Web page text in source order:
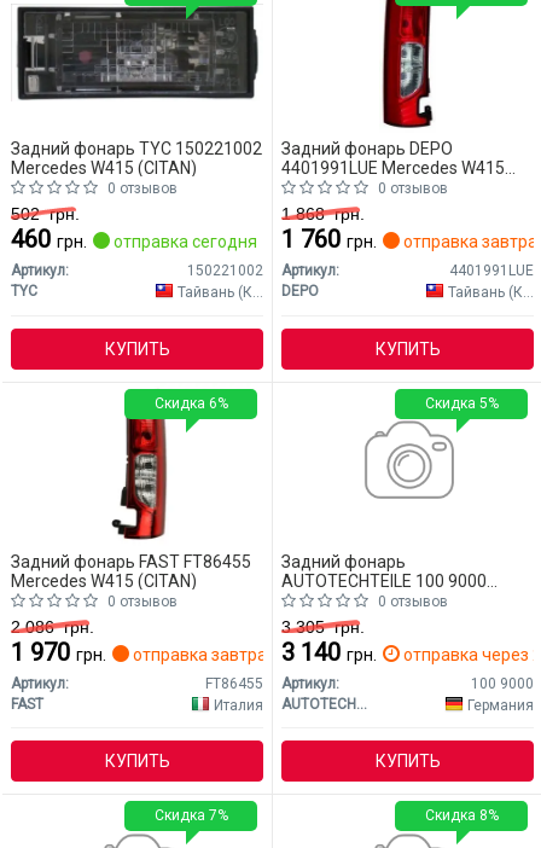
Задний фонарь TYC 150221002
Mercedes W415 (CITAN)
0 отзывов
502грн.
460 грн. отправка сегодня
Артикул:
150221002
TYC
Тайвань (Китай)
КУПИТЬ
Задний фонарь DEPO
4401991LUE Mercedes W415
(CITAN)
0 отзывов
1 868грн.
1 760 грн. отправка завтра
Артикул:
4401991LUE
DEPO
Тайвань (Китай)
КУПИТЬ
Задний фонарь FAST FT86455
Mercedes W415 (CITAN)
0 отзывов
2 086грн.
1 970 грн. отправка завтра
Артикул:
FT86455
FAST
Италия
КУПИТЬ
Скидка 6%
Задний фонарь
AUTOTECHTEILE 100 9000
Mercedes W415 (CITAN)
0 отзывов
3 305грн.
3 140 грн. отправка через
Артикул:
100 9000
AUTOTECHTEILE
Германия
КУПИТЬ
Скидка 5%
Скидка 7% Скидка 8%